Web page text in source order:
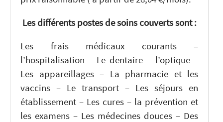
Les différents postes de soins couverts sont :
Les frais médicaux courants –
l’hospitalisation – Le dentaire – l’optique –
Les appareillages – La pharmacie et les
vaccins – Le transport – Les séjours en
établissement – Les cures – la prévention et
les examens – Les médecines douces – Des